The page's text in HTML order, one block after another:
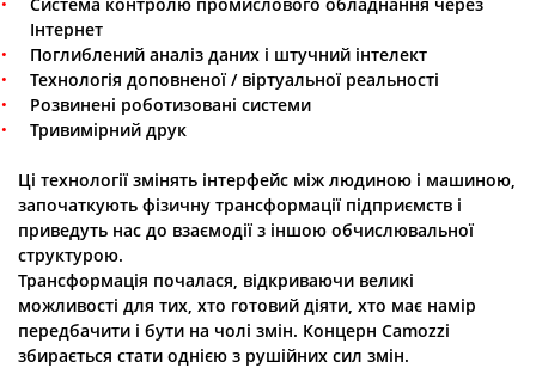
Інтернет
Поглиблений аналіз даних і штучний інтелект
Технологія доповненої / віртуальної реальності
Розвинені роботизовані системи
Тривимірний друк
Ці технології змінять інтерфейс між людиною і машиною,
започаткують фізичну трансформації підприємств і
приведуть нас до взаємодії з іншою обчислювальної
структурою.
Трансформація почалася, відкриваючи великі
можливості для тих, хто готовий діяти, хто має намір
передбачити і бути на чолі змін. Концерн Camozzi
збирається стати однією з рушійних сил змін.